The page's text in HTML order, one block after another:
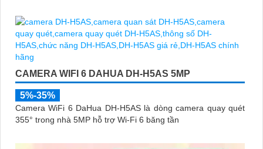
CAMERA WIFI 6 DAHUA DH-H5AS 5MP
5%-35%
Camera WiFi 6 DaHua DH-H5AS là dòng camera quay quét
355° trong nhà 5MP hỗ trợ Wi-Fi 6 băng tần